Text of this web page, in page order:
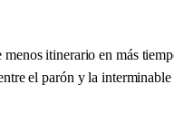
itinerario en más
el parón y la interminable